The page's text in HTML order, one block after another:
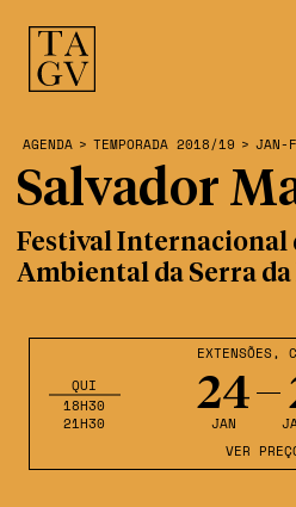
EXTENSÕES,
24
JAN
QUI
18H30
21H30
VER
AGENDA > TEMPORADA 2018/19 > JAN-
Salvador
Festival Internacional
Ambiental da Serra